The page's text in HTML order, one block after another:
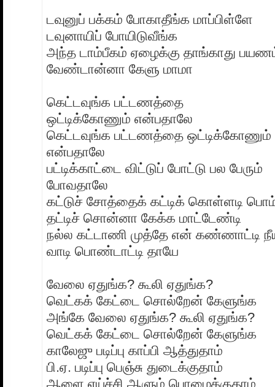
டவுனுப் பக்கம் போகாதீங்க மாப்பிள்ளே
டவுனாயிப் போயிடுவீங்க
அந்த டாம்பீகம் ஏழைக்கு தாங்காது
வேண்டான்னா கேளு மாமா
கெட்டவுங்க பட்டணத்தை
ஒட்டிக்கோணும் என்பதாலே
கெட்டவுங்க பட்டணத்தை ஒட்டிக்கோணும்
என்பதாலே
பட்டிக்காட்டை விட்டுப் போட்டு பல பேரும்
போவதாலே
கட்டுச் சோத்தைக் கட்டிக் கொள்ளடி
தட்டிச் சொன்னா கேக்க மாட்டேண்டி
நல்ல கட்டாணி முத்தே என் கண்ணாட்டி
வாடி பொண்டாட்டி தாயே
வேலை ஏதுங்க? கூலி ஏதுங்க?
வெட்கக் கேட்டை சொல்றேன் கேளுங்க
அங்கே வேலை ஏதுங்க? கூலி ஏதுங்க?
வெட்கக் கேட்டை சொல்றேன் கேளுங்க
காலேஜு படிப்பு காப்பி ஆத்துதாம்
பி.ஏ. படிப்பு பெஞ்சு துடைக்குதாம்
ஆளை ஏய்ச்சி ஆளும் பொழைக்குதாம்